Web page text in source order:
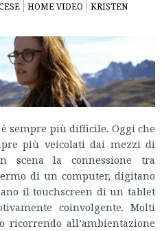
HOME VIDEO
KRISTEN
sempre più difficile. Oggi che
più veicolati dai mezzi di
scena la connessione tra
di un computer, digitano
il touchscreen di un tablet
coinvolgente. Molti
ricorrendo all’ambientazione